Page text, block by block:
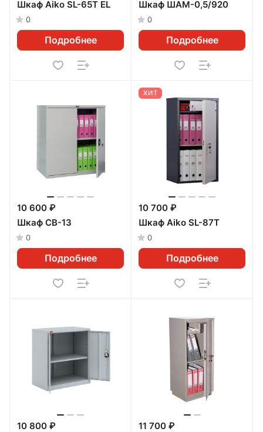
Шкаф Aiko SL-65T EL
0
Подробнее
Шкаф ШАМ-0,5/920
0
Подробнее
10 600 ₽
Шкаф CB-13
0
Подробнее
ХИТ
10 700 ₽
Шкаф Aiko SL-87Т
0
Подробнее
10 800 ₽
11 700 ₽